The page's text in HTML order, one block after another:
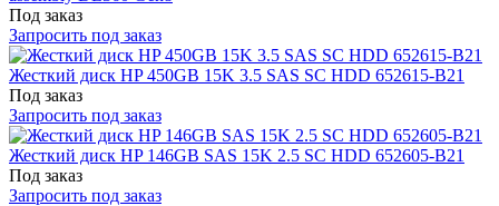
Под заказ
Запросить под заказ
Жесткий диск HP 450GB 15K 3.5 SAS SC HDD 652615-B21
Под заказ
Запросить под заказ
Жесткий диск HP 146GB SAS 15K 2.5 SC HDD 652605-B21
Под заказ
Запросить под заказ